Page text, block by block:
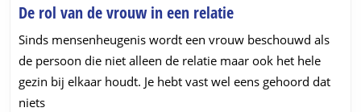
De rol van de vrouw in een relatieDe
rol
van
de
vrouw
Sinds mensenheugenis wordt een vrouw beschouwd als
de persoon die niet alleen de relatie maar ook het hele
gezin bij elkaar houdt. Je hebt vast wel eens gehoord dat
niets